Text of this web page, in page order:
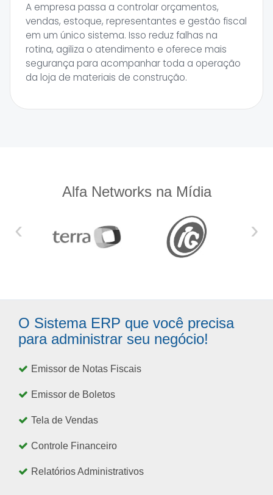
A empresa passa a controlar orçamentos,
vendas, estoque, representantes e gestão fiscal
em um único sistema. Isso reduz falhas na
rotina, agiliza o atendimento e oferece mais
segurança para acompanhar toda a operação
da loja de materiais de construção.
Alfa Networks na Mídia
‹ ›
O Sistema ERP que você precisa
para administrar seu negócio!
Emissor de Notas Fiscais
Emissor de Boletos
Tela de Vendas
Controle Financeiro
Relatórios Administrativos